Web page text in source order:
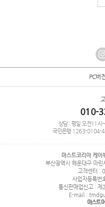
PC버
010-
상담 : 평일 오전11시
국민은행 1263-0104-
마스트코리아 케이
부산광역시 해운대구 마
고객센터
사업자등록
통신판매업신고 :
E-mail :
마스트